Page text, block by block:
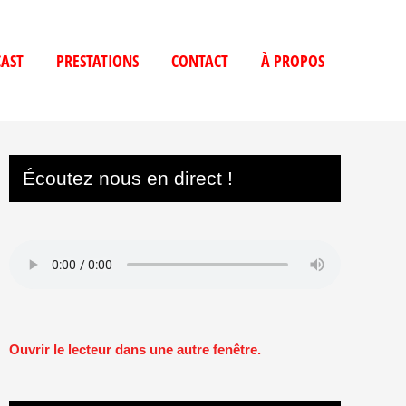
PRESTATIONS CONTACT À PROPOS
Écoutez nous en direct !
Ouvrir le lecteur dans une autre fenêtre.